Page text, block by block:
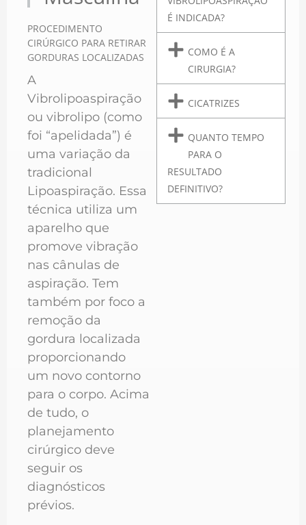
PROCEDIMENTO
CIRÚRGICO PARA RETIRAR
GORDURAS LOCALIZADAS
A
Vibrolipoaspiração
ou vibrolipo (como
foi “apelidada”) é
uma variação da
tradicional
Lipoaspiração. Essa
técnica utiliza um
aparelho que
promove vibração
nas cânulas de
aspiração. Tem
também por foco a
remoção da
gordura localizada
proporcionando
um novo contorno
para o corpo. Acima
de tudo, o
planejamento
cirúrgico deve
seguir os
diagnósticos
prévios.
É INDICADA?
COMO É A
CIRURGIA?
CICATRIZES
QUANTO TEMPO
PARA O
RESULTADO
DEFINITIVO?